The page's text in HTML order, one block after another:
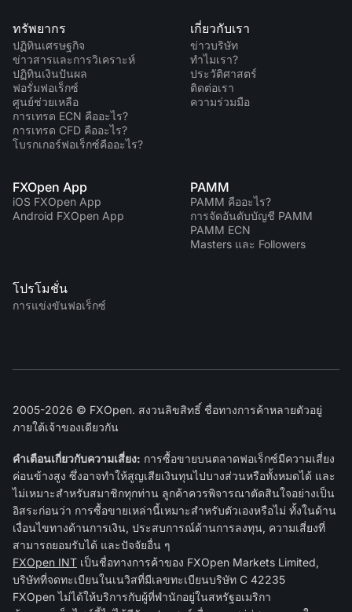
ทรัพยากร
ปฏิทินเศรษฐกิจ
ข่าวสารและการวิเคราะห์
ปฏิทินเงินปันผล
ฟอรั่มฟอเร็กซ์
ศูนย์ช่วยเหลือ
การเทรด ECN คืออะไร?
การเทรด CFD คืออะไร?
โบรกเกอร์ฟอเร็กซ์คืออะไร?
เกี่ยวกับเรา
ข่าวบริษัท
ทำไมเรา?
ประวัติศาสตร์
ติดต่อเรา
ความร่วมมือ
FXOpen App
iOS FXOpen App
Android FXOpen App
PAMM
PAMM คืออะไร?
การจัดอันดับบัญชี PAMM
PAMM ECN
Masters และ Followers
โปรโมชั่น
การแข่งขันฟอเร็กซ์
2005-2026 © FXOpen. สงวนลิขสิทธิ์ ชื่อทางการค้าหลายตัวอยู่
ภายใต้เจ้าของเดียวกัน
คำเตือนเกี่ยวกับความเสี่ยง: การซื้อขายบนตลาดฟอเร็กซ์มีความเสี่ยง
ค่อนข้างสูง ซึ่งอาจทำให้สูญเสียเงินทุนไปบางส่วนหรือทั้งหมดได้ และ
ไม่เหมาะสำหรับสมาชิกทุกท่าน ลูกค้าควรพิจารณาตัดสินใจอย่างเป็น
อิสระก่อนว่า การซื้อขายเหล่านี้เหมาะสำหรับตัวเองหรือไม่ ทั้งในด้าน
เงื่อนไขทางด้านการเงิน, ประสบการณ์ด้านการลงทุน, ความเสี่ยงที่
สามารถยอมรับได้ และปัจจัยอื่น ๆ
FXOpen INT เป็นชื่อทางการค้าของ FXOpen Markets Limited,
บริษัทที่จดทะเบียนในเนวิสที่มีเลขทะเบียนบริษัท C 42235
FXOpen ไม่ได้ให้บริการกับผู้ที่พำนักอยู่ในสหรัฐอเมริกา